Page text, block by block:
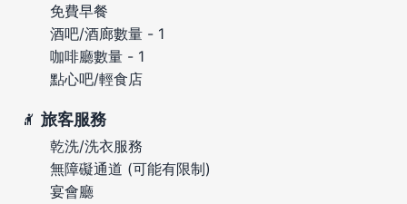
免費早餐
酒吧/酒廊數量 - 1
咖啡廳數量 - 1
點心吧/輕食店
旅客服務
乾洗/洗衣服務
無障礙通道 (可能有限制)
宴會廳